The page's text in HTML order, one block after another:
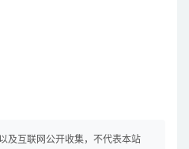
及互联网公开收集，不代表本站